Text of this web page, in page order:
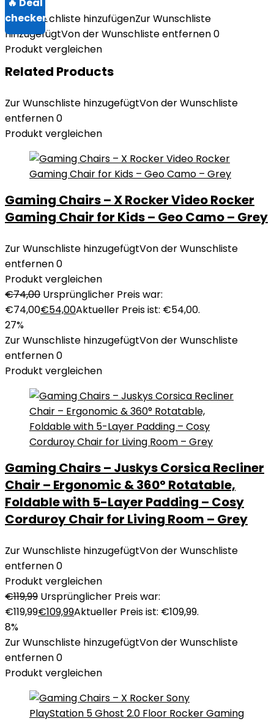
Zur Wunschliste hinzufügenZur Wunschliste
hinzugefügtVon der Wunschliste entfernen0
Produkt vergleichen
Related Products
Zur Wunschliste hinzugefügtVon der Wunschliste
entfernen0
Produkt vergleichen
Gaming Chairs – X Rocker Video Rocker
Gaming Chair for Kids – Geo Camo – Grey
Zur Wunschliste hinzugefügtVon der Wunschliste
entfernen0
Produkt vergleichen
€74,00 Ursprünglicher Preis war:
€74,00€54,00Aktueller Preis ist: €54,00.
27%
Zur Wunschliste hinzugefügtVon der Wunschliste
entfernen0
Produkt vergleichen
Gaming Chairs – Juskys Corsica Recliner
Chair – Ergonomic & 360° Rotatable,
Foldable with 5-Layer Padding – Cosy
Corduroy Chair for Living Room – Grey
Zur Wunschliste hinzugefügtVon der Wunschliste
entfernen0
Produkt vergleichen
€119,99 Ursprünglicher Preis war:
€119,99€109,99Aktueller Preis ist: €109,99.
8%
Zur Wunschliste hinzugefügtVon der Wunschliste
entfernen0
Produkt vergleichen